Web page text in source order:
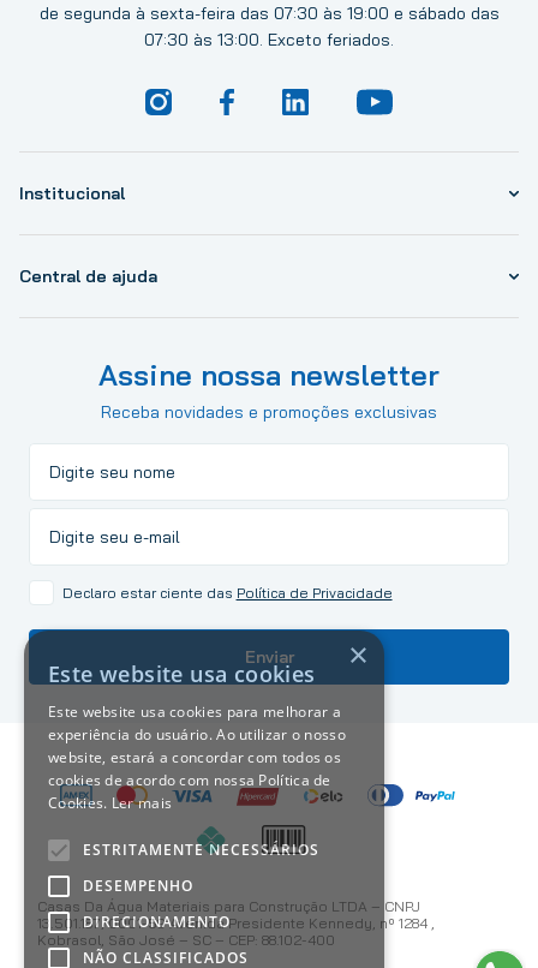
de segunda à sexta-feira das 07:30 às 19:00 e sábado das
07:30 às 13:00. Exceto feriados.
Institucional
Central de ajuda
Assine nossa newsletter
Receba novidades e promoções exclusivas
Declaro estar ciente das Política de Privacidade
Enviar
Casas Da Água Materiais para Construção LTDA – CNPJ
13.501.187/0001-59 Avenida Presidente Kennedy, nº 1284 ,
Kobrasol, São José – SC – CEP: 88.102-400
×
Este website usa cookies
Este website usa cookies para melhorar a
experiência do usuário. Ao utilizar o nosso
website, estará a concordar com todos os
cookies de acordo com nossa Política de
Cookies. Ler mais
ESTRITAMENTE NECESSÁRIOS
DESEMPENHO
DIRECIONAMENTO
NÃO CLASSIFICADOS